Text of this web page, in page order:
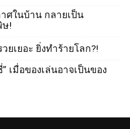
ศในบ้าน กลายเป็น
ษ!
ยเยอะ ยิ่งทำร้ายโลก?!
เมื่อของเล่นอาจเป็นของ